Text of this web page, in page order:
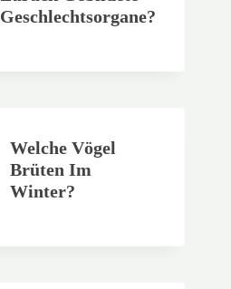
Geschlechtsorgane?
Welche Vögel
Brüten Im
Winter?